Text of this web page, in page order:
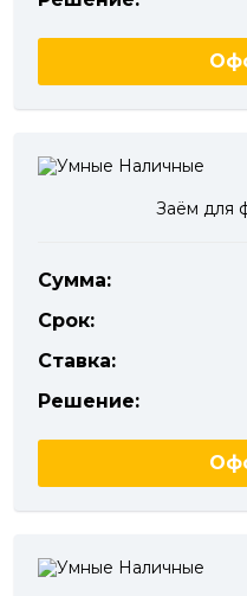
Заём для
Сумма:
Срок:
Ставка:
Решение: